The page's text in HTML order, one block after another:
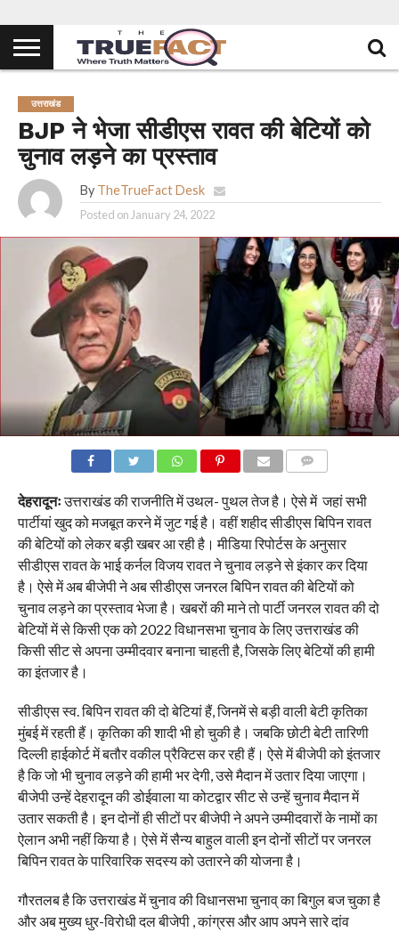
उत्तराखंड
BJP ने भेजा सीडीएस रावत की बेटियों को
चुनाव लड़ने का प्रस्ताव
By TheTrueFact Desk
Posted on January 24, 2022
देहरादूनःउत्तराखंड की राजनीति में उथल- पुथल तेज है। ऐसे में जहां सभी
पार्टीयां खुद को मजबूत करने में जुट गई है। वहीं शहीद सीडीएस बिपिन रावत
की बेटियों को लेकर बड़ी खबर आ रही है। मीडिया रिपोर्टस के अनुसार
सीडीएस रावत के भाई कर्नल विजय रावत ने चुनाव लड़ने से इंकार कर दिया
है। ऐसे में अब बीजेपी ने अब सीडीएस जनरल बिपिन रावत की बेटियों को
चुनाव लड़ने का प्रस्ताव भेजा है। खबरों की माने तो पार्टी जनरल रावत की दो
बेटियों में से किसी एक को 2022 विधानसभा चुनाव के लिए उत्तराखंड की
किसी सीट से अपना उम्मीदवार बनाना चाहती है, जिसके लिए बेटियों की हामी
का इंतजार है।
सीडीएस स्व. बिपिन रावत की दो बेटियां हैं, जिनमें से बड़ी वाली बेटी कृतिका
मुंबई में रहती हैं। कृतिका की शादी भी हो चुकी है। जबकि छोटी बेटी तारिणी
दिल्ली हाईकोर्ट में बतौर वकील प्रैक्टिस कर रही हैं। ऐसे में बीजेपी को इंतजार
है कि जो भी चुनाव लड़ने की हामी भर देगी, उसे मैदान में उतार दिया जाएगा।
बीजेपी उन्हें देहरादून की डोईवाला या कोटद्वार सीट से उन्हें चुनाव मैदान में
उतार सकती है। इन दोनों ही सीटों पर बीजेपी ने अपने उम्मीदवारों के नामों का
ऐलान अभी नहीं किया है। ऐसे में सैन्य बाहुल वाली इन दोनों सीटों पर जनरल
बिपिन रावत के पारिवारिक सदस्य को उतारने की योजना है।
गौरतलब है कि उत्तराखंड में चुनाव की विधानसभा चुनाव् का बिगुल बज चुका है
और अब मुख्य धुर-विरोधी दल बीजेपी , कांग्रस और आप अपने सारे दांव